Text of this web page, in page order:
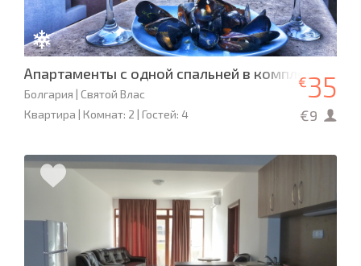
Апартаменты с одной спальней в комплексе
Болгария | Святой Влас
Квартира | Комнат: 2 | Гостей: 4
€35
€9